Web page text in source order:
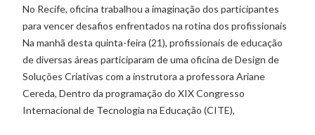
No Recife, oficina trabalhou a imaginação dos participantes
para vencer desafios enfrentados na rotina dos profissionais
Na manhã desta quinta-feira (21), profissionais de educação
de diversas áreas participaram de uma oficina de Design de
Soluções Criativas com a instrutora a professora Ariane
Cereda, Dentro da programação do XIX Congresso
Internacional de Tecnologia na Educação (CITE),